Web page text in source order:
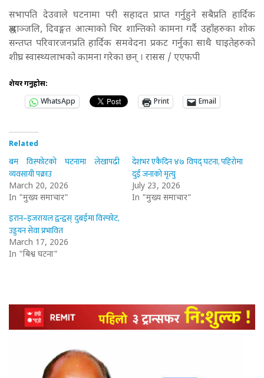
सभापति देउवाले घटनामा परी सहादत प्राप्त गर्नुहुने सबैप्रति हार्दिक
श्रद्धाञ्जलि, दिवङ्गत आत्माको चिर शान्तिको कामना गर्दै उहाँहरुका शोक
सन्तप्त परिवारजनप्रति हार्दिक समवेदना प्रकट गर्नुका साथै घाइतेहरुको
शीघ्र स्वास्थ्यलाभको कामना गरेका छन् । रासस / एएफपी
शेयर गर्नुहोस:
WhatsApp
Print Email
Related
बम विस्फोटको घटनामा लेखापढी
व्यवसायी पक्राउ
March 20, 2026
In "मुख्य समाचार"
देशभर एकैदिन ४७ विपद् घटना, पहिरोमा
दुई जनाको मृत्यु
July 23, 2026
In "मुख्य समाचार"
इरान–इजरायल द्वन्द्वस् दुबईमा विस्फोट,
उड्डयन सेवा प्रभावित
March 17, 2026
In "बिश्व घटना"